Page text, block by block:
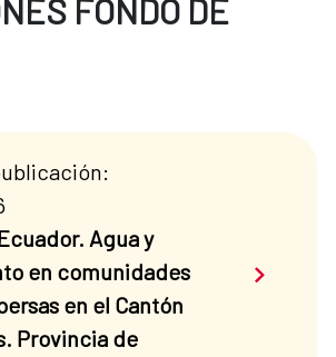
FONDO DE
Agua y
en comunidades
en el Cantón
Provincia de
Saber